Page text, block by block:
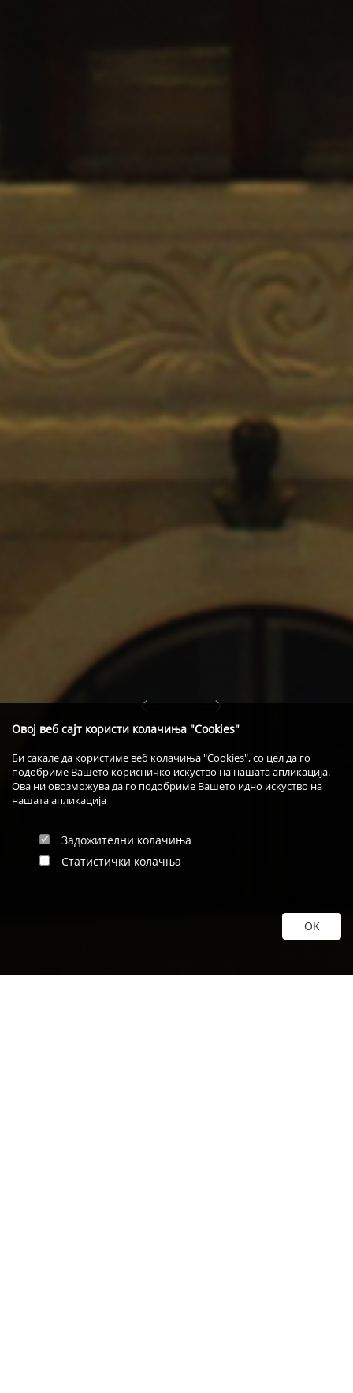
Овој веб сајт користи колачиња "Cookies"
Би сакале да користиме веб колачиња "Cookies", со цел да го
подобриме Вашето корисничко искуство на нашата апликација.
Ова ни овозможува да го подобриме Вашето идно искуство на
нашата апликација
Задожителни колачиња
Статистички колачња